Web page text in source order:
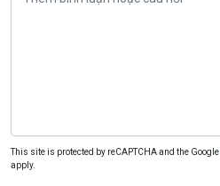
This site is protected by reCAPTCHA and the Google
apply.